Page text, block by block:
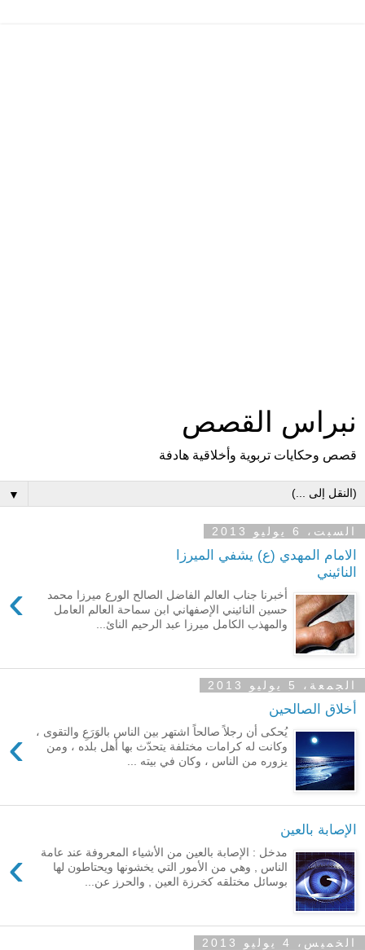
نبراس القصص
قصص وحكايات تربوية وأخلاقية هادفة
▼
السبت، 6 يوليو 2013
الامام المهدي (ع) يشفي الميرزا
النائيني
›
أخبرنا جناب العالم الفاضل الصالح الورع ميرزا محمد
حسين النائيني الإصفهاني ابن سماحة العالم العامل
والمهذب الكامل ميرزا عبد الرحيم النائ...
الجمعة، 5 يوليو 2013
أخلاق الصالحين
›
يُحكى أن رجلاً صالحاً اشتهر بين الناس بالوَرَعِ والتقوى ،
وكانت له كرامات مختلفة يتحدّث بها أهل بلده ، ومن
يزوره من الناس ، وكان في بيته ...
الإصابة بالعين
›
مدخل : الإصابة بالعين من الأشياء المعروفة عند عامة
الناس , وهي من الأمور التي يخشونها ويحتاطون لها
بوسائل مختلقه كخرزة العين , والحرز عن...
الخميس، 4 يوليو 2013